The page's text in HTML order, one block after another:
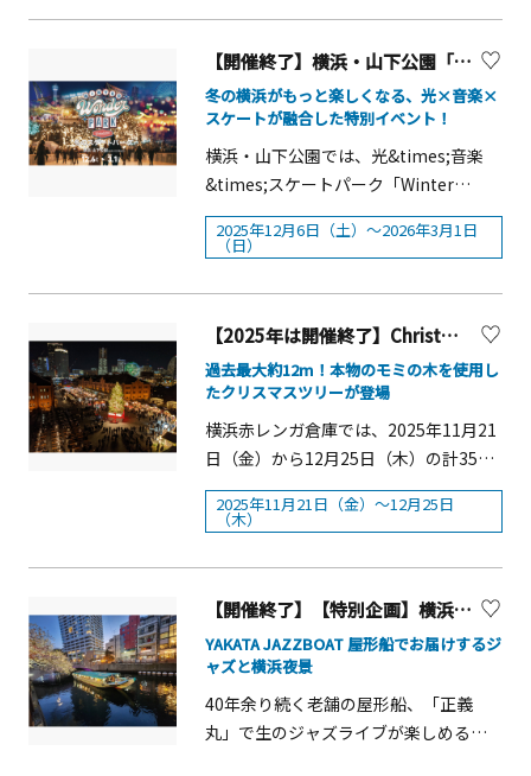
ジナルのストーリーに乗せてお届けし
ます。■開催日時：2025年11月6日
（木）～12月25日（木）■開催エリ
ア：みなとみらい21地区内■主催：
ト詳細：公式ウェブサイト：
https://musicport-yokohama.jp/ ＜み
なとみらい Christmas Market 2025
たからものは、みらいに輝く＞ヨコハ
マスマーケット」が今年初開催されま
す。会場にはクリスマスの装飾が施さ
れた多数のヒュッテ(木製の露店)が並
び、クリスマスならではのお菓子や食
べ物等が販売されます。会場内には飲
ので、ヨコハマミライトのイルミネー
ションとともに、みなとみらいならで
はのクリスマスをぜひお楽しみくださ
い。■開催期間：2025年11月28日
（金）～12月25日（木） 計28日間■開
催時間：11：00～21：30(ラストオー
ダー21：00)■開催場所：グランモール
公園「美術の広場」周辺■入場料：無
料■主催：ヨコハマミライト実行委員
タジアム
トグッズ販売も日替わりで実施されま
きな作品を描いたり、花文字のライブ
ペインティングやねこブローチ・缶バ
ッジなどのアクセサリーづくりも行わ
れます。&nbsp;また、様々な来場者が
気兼ねなく鑑賞できるよう、おしゃべ
りOK、寝転んで休憩できるスペースを
設けるなど可能な限り制約を少なくな
ら障がいや多様性への理解が深まり、
来場者が共生社会について体感できる
「第2回かながわともいきアート展」開
（土）～9日（日） 10:30～20:00■会
場：横浜赤レンガ倉庫1号館2階スペー
ス■入場料：無料■主催：神奈川県■
協賛株式会社アイネット株式会社あり
損害保険ジャパン株式会社株式会社パ
ソナハートフル株式会社ホテル、ニュ
ーグランドホテルアソシア新横浜三井
不動産レジデンシャル株式会社■後援
一般社団法人神奈川県商工会議所連合
日(土)夜便は横浜ビール発、17:00-
19:00の開催予約はこちらから（昼便も
予約受付中。予約はこちらから）ビア
バイクをもっと知りたいという方はこ
ちらをご覧ください。
体験プランです。本体験プランでは、
この機会に、ぜひハワイの朝活体験を
山下公園でいかがでしょうか。■アサ
イーボウル作成体験 お好きなフルー
ツを自分で選んで盛り付けて、オリジ
ナルのアサイーボウルを作ろう！
&hellip;ハワイの朝といえば「アサイー
ボウル」。ハワイの健康的な朝食をオ
ルシウム、ミネラル、ポリフェノール
などを多く含むスーパーフード！ グ
ラノーラやお好きなフルーツを自分で
トッピングしてお楽しみいただけま
験講座 ザ・ワーフハウス 山下公園
&hellip;ハワイといえばフラダンス！横
浜の港を見ながらハワイの音楽にのっ
て朝から健康的な運動を。●スケジュ
雨天時は室内で行います。）9:45- アサ
イーボウルづくり体験10:00- 足湯など
思い思いにお過ごしください。10:30 終
了予定【実施日】2025年3月11日
（火）【金額】お一人様 5,000円
【開催終了】横浜・山下公園「Winter Wonder Park Yokohama 2025-26」
冬の横浜がもっと楽しくなる、光×音楽×
スケートが融合した特別イベント！
横浜・山下公園では、光&times;音楽
&times;スケートパーク「Winter
Wonder Park Yokohama 2025-26」
を、2025年12月6日（土）～2026年3月
「Shiny Winter」をテーマに、光と音
楽に包まれた特設スケートリンクを中
す。 今年は、昨年の好評を受けて内
は、スケート教室など多彩な体験メニ
ューをご用意し、子どもから大人まで
楽しめる冬のイベントに進化しまし
た。また、新アクティビティとして山
代を超えて楽しめる様々なアクティビ
ティも登場します。 会場内では、横
浜ならではのキッチンカーやホットド
リンクスタンドが並び、週末にはDJブ
ースによる音楽パフォーマンスも展
2025年12月6日（土）～2026年3月1日
（日）
【2025年は開催終了】Christmas Market in 横浜赤レンガ倉庫
過去最大約12m！本物のモミの木を使用し
たクリスマスツリーが登場
横浜赤レンガ倉庫では、2025年11月21
日（金）から12月25日（木）の計35日
間、横浜赤レンガ倉庫イベント広場・
赤レンガパークにて『Christmas
ます。「クリスマスマーケット」は、
1393 年にドイツ・フランクフルトで始
統的なクリスマスイベントで、現在で
『Christmas Market in 横浜赤レンガ
倉庫』は、日本でも有数のクリスマス
2025年11月21日（金）～12月25日
（木）
【開催終了】【特別企画】横浜の老舗屋形船、「正義丸」での特別JAZZライブ
YAKATA JAZZBOAT 屋形船でお届けするジ
ャズと横浜夜景
40年余り続く老舗の屋形船、「正義
丸」で生のジャズライブが楽しめる、